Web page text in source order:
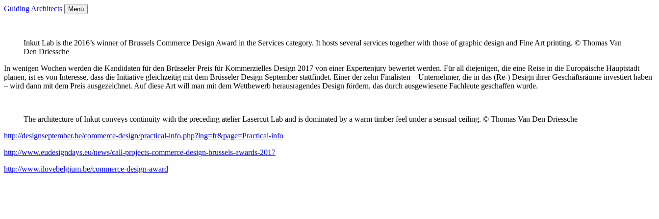
Guiding Architects Menü
Inkut Lab is the 2016’s winner of Brussels Commerce Design Award in the Services category. It hosts several services together with those of graphic design and Fine Art printing. © Thomas Van
Den Driessche
In wenigen Wochen werden die Kandidaten für den Brüsseler Preis für Kommerzielles Design 2017 von einer Expertenjury bewertet werden. Für all diejenigen, die eine Reise in die Europäische Hauptstadt
planen, ist es von Interesse, dass die Initiative gleichzeitig mit dem Brüsseler Design September stattfindet. Einer der zehn Finalisten – Unternehmer, die in das (Re-) Design ihrer Geschäftsräume investiert haben
– wird dann mit dem Preis ausgezeichnet. Auf diese Art will man mit dem Wettbewerb herausragendes Design fördern, das durch ausgewiesene Fachleute geschaffen wurde.
The architecture of Inkut conveys continuity with the preceding atelier Lasercut Lab and is dominated by a warm timber feel under a sensual ceiling. © Thomas Van Den Driessche
http://designseptember.be/commerce-design/practical-info.php?lng=fr&page=Practical-info
http://www.eudesigndays.eu/news/call-projects-commerce-design-brussels-awards-2017
http://www.ilovebelgium.be/commerce-design-award